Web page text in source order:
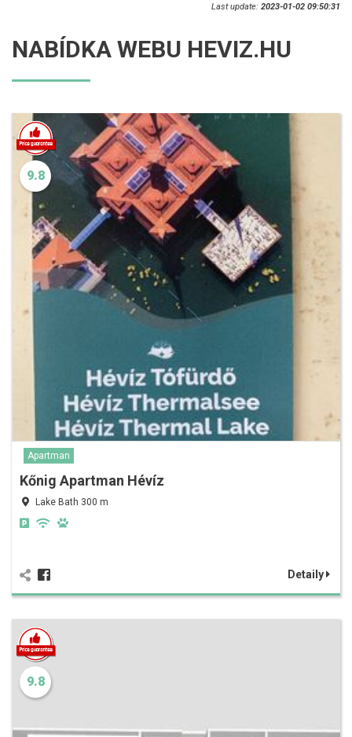
Last update: 2023-01-02 09:50:31
NABÍDKA WEBU HEVIZ.HU
9.8
Apartman
Kőnig Apartman Hévíz
Lake Bath 300 m
Detaily
9.8